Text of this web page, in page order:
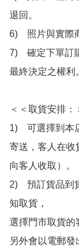
退回。
6)　照片與實際
7)　確定下單訂
最終決定之權利
＜＜取貨安排：
1)　可選擇到本
寄送，客人在收
向客人收取）。
2)　預訂貨品到
知取貨，
選擇門市取貨的
另外會以電郵